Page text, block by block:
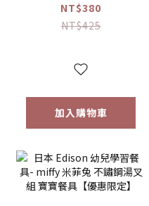
（附收納盒） 多色
可選【優惠限定】
NT$380
NT$425
加入購物車